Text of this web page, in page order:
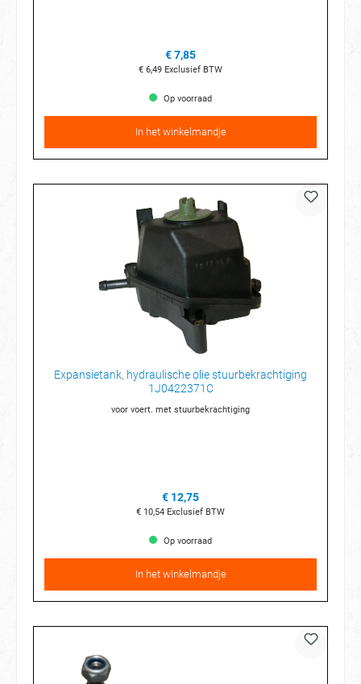
€ 7,85
€ 6,49 Exclusief BTW
Op voorraad
In het winkelmandje
Expansietank, hydraulische olie stuurbekrachtiging
1J0422371C
voor voert. met stuurbekrachtiging
€ 12,75
€ 10,54 Exclusief BTW
Op voorraad
In het winkelmandje